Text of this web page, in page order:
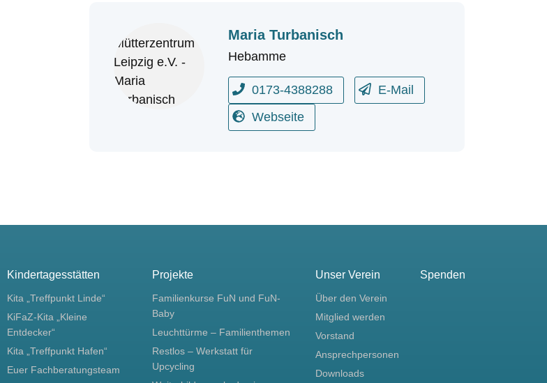
Maria Turbanisch
Hebamme
0173-4388288
E-Mail
Webseite
Kindertagesstätten
Kita „Treffpunkt Linde“
KiFaZ-Kita „Kleine
Entdecker“
Kita „Treffpunkt Hafen“
Euer Fachberatungsteam
Projekte
Familienkurse FuN und FuN-
Baby
Leuchttürme – Familienthemen
Restlos – Werkstatt für
Upcycling
Unser Verein
Über den Verein
Mitglied werden
Vorstand
Ansprechpersonen
Downloads
Spenden